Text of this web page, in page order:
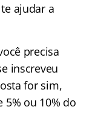
ajudar a
precisa
inscreveu
for sim,
5% ou 10% do